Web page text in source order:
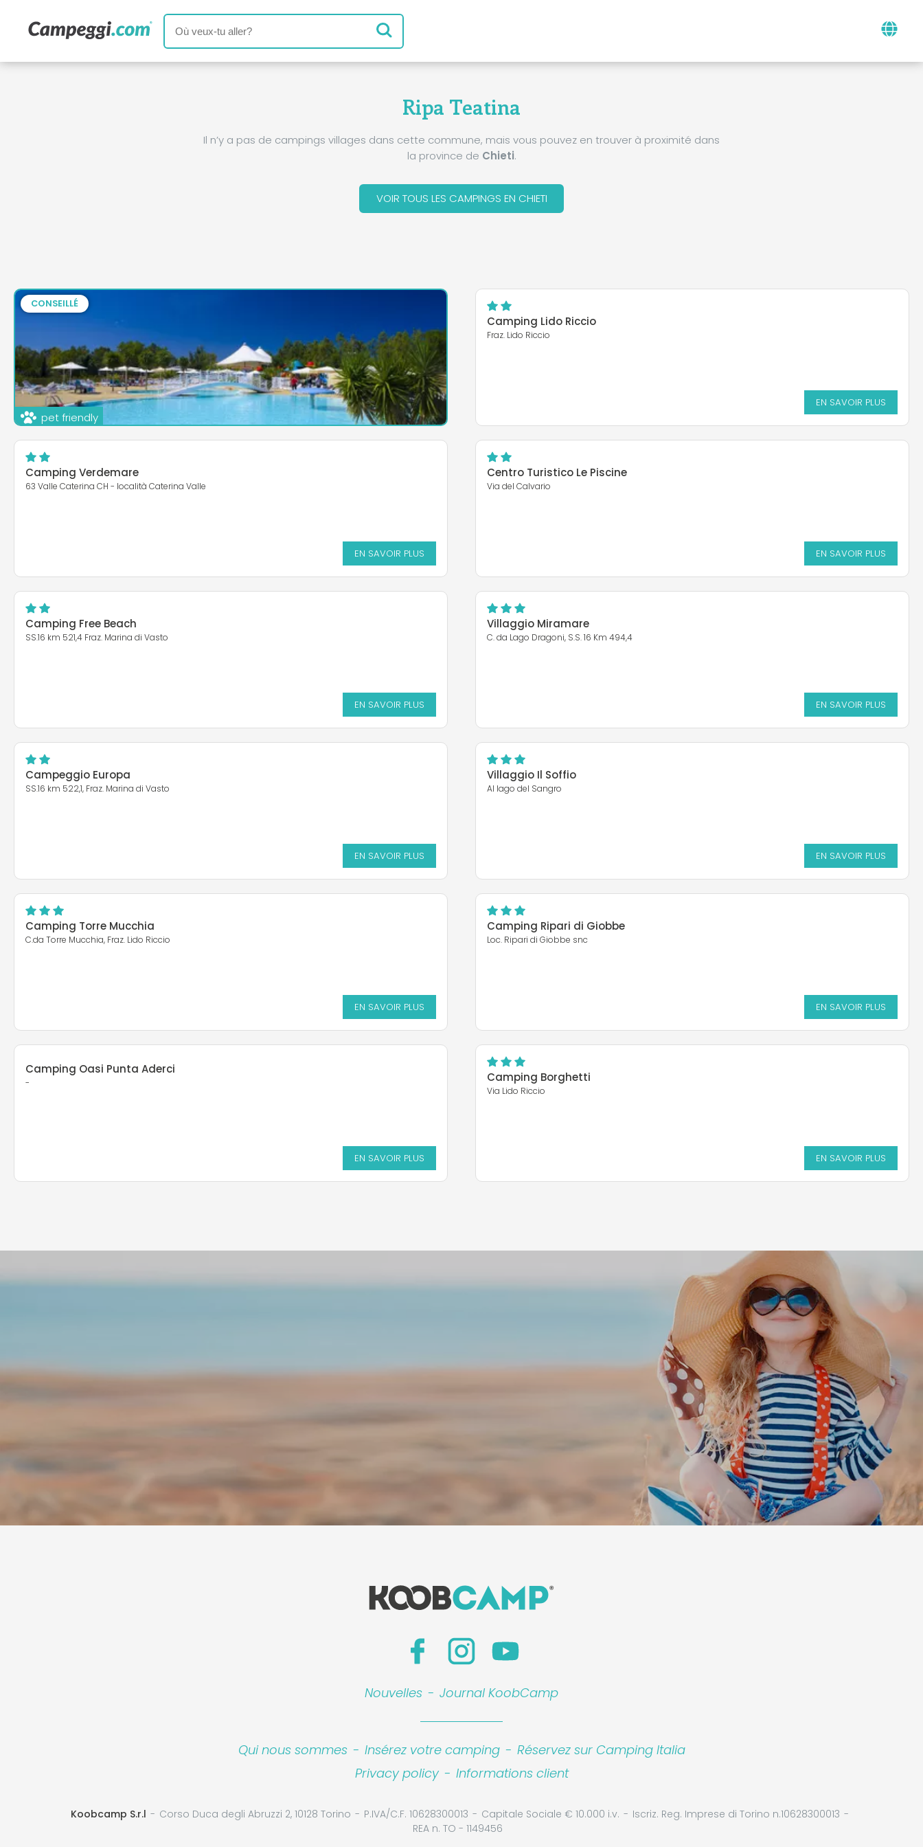
Ripa Teatina
Il n’y a pas de campings villages dans cette commune, mais vous pouvez en trouver à proximité dans
la province de Chieti.
VOIR TOUS LES CAMPINGS EN CHIETI
CONSEILLÉ
pet friendly
Camping Village Grotta del Saraceno
Via Osca 6
Vasto
Camping Lido Riccio
Fraz. Lido Riccio
EN SAVOIR PLUS
Camping Verdemare
63 Valle Caterina CH - località Caterina Valle
EN SAVOIR PLUS
Centro Turistico Le Piscine
Via del Calvario
EN SAVOIR PLUS
Camping Free Beach
SS.16 km 521,4 Fraz. Marina di Vasto
EN SAVOIR PLUS
Villaggio Miramare
C. da Lago Dragoni, S.S. 16 Km 494,4
EN SAVOIR PLUS
Campeggio Europa
SS.16 km 522,1, Fraz. Marina di Vasto
EN SAVOIR PLUS
Villaggio Il Soffio
Al lago del Sangro
EN SAVOIR PLUS
Camping Torre Mucchia
C.da Torre Mucchia, Fraz. Lido Riccio
EN SAVOIR PLUS
Camping Ripari di Giobbe
Loc. Ripari di Giobbe snc
EN SAVOIR PLUS
Camping Oasi Punta Aderci
-
EN SAVOIR PLUS
Camping Borghetti
Via Lido Riccio
EN SAVOIR PLUS
Nouvelles - Journal KoobCamp
Qui nous sommes - Insérez votre camping - Réservez sur Camping Italia
Privacy policy - Informations client
Koobcamp S.r.l Corso Duca degli Abruzzi 2, 10128 Torino P.IVA/C.F. 10628300013 Capitale Sociale € 10.000 i.v.
Iscriz. Reg. Imprese di Torino n.10628300013
REA n. TO - 1149456